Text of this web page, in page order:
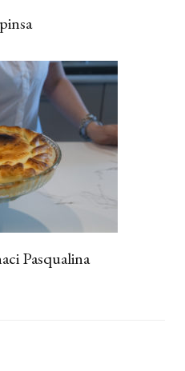
Pasqualina